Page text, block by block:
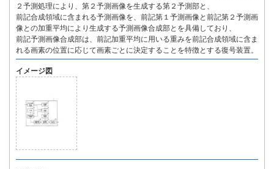
２予測処理により、第２予測画像を生成する第２予測部と、
前記合成領域に含まれる予測画像を、前記第１予測画像と前記第２予測画
像との加重平均により生成する予測画像合成部とを具備しており、
前記予測画像合成部は、前記加重平均に用いる重みを前記合成領域に含ま
れる画素の位置に応じて画素ごとに決定することを特徴とする復号装置。
イメージ図